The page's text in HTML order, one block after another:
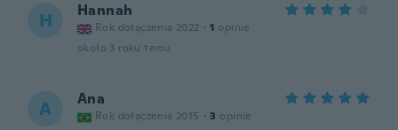
H Hannah
Rok dołączenia 2022 · 1 opinie
około 3 roku temu
A Ana
Rok dołączenia 2015 · 3 opinie